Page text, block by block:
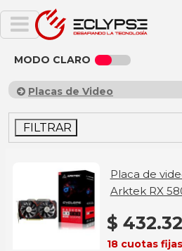
MODO CLARO
Placas de Video
FILTRAR
Placa de
Arktek RX
$
18 cuotas